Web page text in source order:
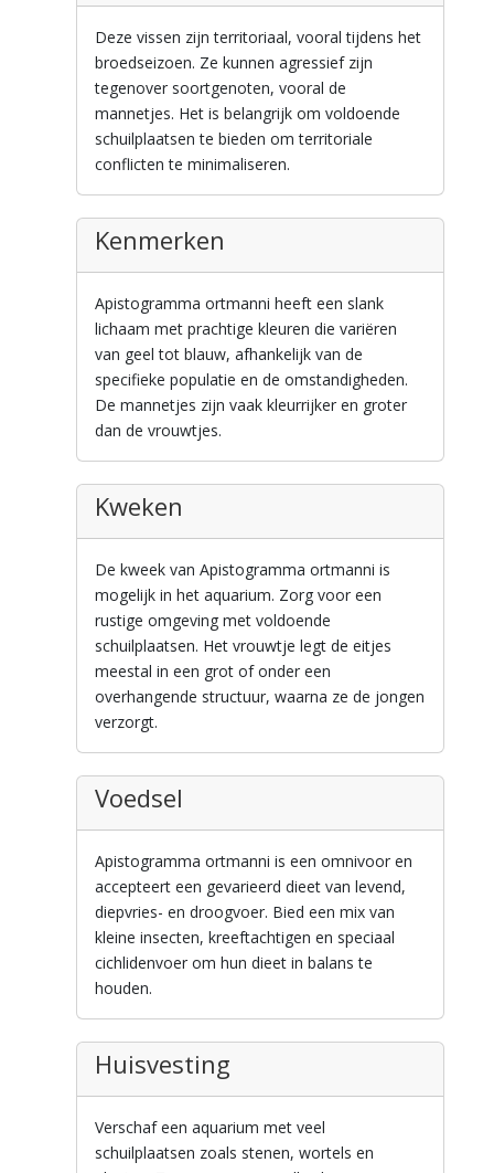
Deze vissen zijn territoriaal, vooral tijdens het
broedseizoen. Ze kunnen agressief zijn
tegenover soortgenoten, vooral de
mannetjes. Het is belangrijk om voldoende
schuilplaatsen te bieden om territoriale
conflicten te minimaliseren.
Kenmerken
Apistogramma ortmanni heeft een slank
lichaam met prachtige kleuren die variëren
van geel tot blauw, afhankelijk van de
specifieke populatie en de omstandigheden.
De mannetjes zijn vaak kleurrijker en groter
dan de vrouwtjes.
Kweken
De kweek van Apistogramma ortmanni is
mogelijk in het aquarium. Zorg voor een
rustige omgeving met voldoende
schuilplaatsen. Het vrouwtje legt de eitjes
meestal in een grot of onder een
overhangende structuur, waarna ze de jongen
verzorgt.
Voedsel
Apistogramma ortmanni is een omnivoor en
accepteert een gevarieerd dieet van levend,
diepvries- en droogvoer. Bied een mix van
kleine insecten, kreeftachtigen en speciaal
cichlidenvoer om hun dieet in balans te
houden.
Huisvesting
Verschaf een aquarium met veel
schuilplaatsen zoals stenen, wortels en